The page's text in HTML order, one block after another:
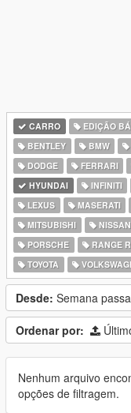
CARRO EDIÇÃO
BENTLEY
BMW
DODGE
FERRARI
HYUNDAI
INFINITI
LEXUS
MASERATI
MITSUBISHI
NISSAN
PORSCHE
RANGE
TOYOTA
Desde: Semana
Ordenar por:
Nenhum arquivo
opções de filtragem.